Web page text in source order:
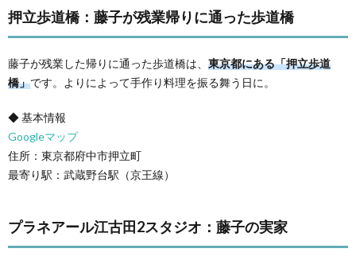
押立歩道橋：藤子が残業帰りに通った歩道橋
藤子が残業した帰りに通った歩道橋は、 東京都にある「押立歩道
橋」です。よりによって手作り料理を振る舞う日に。
◆ 基本情報
Googleマップ
住所：東京都府中市押立町
最寄り駅：武蔵野台駅（京王線）
プラネアール江古田2スタジオ：藤子の実家